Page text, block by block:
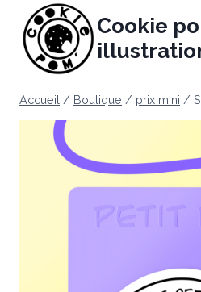
contenu
Cookie
Accueil / Boutique / prix mini /